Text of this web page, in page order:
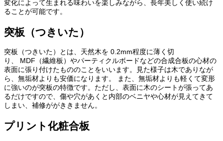
変化によって生まれる味わいを楽しみながら、長年美しく使い続け
ることが可能です。
突板（つきいた）
突板（つきいた）とは、天然木を 0.2mm程度に薄く切
り、 MDF（繊維板）やパーティクルボードなどの合成合板の心材の
表面に張り付けたもののことをいいます。見た様子は木でありなが
ら、無垢材よりも安価になります。 また、無垢材よりも軽くて変形
に強いのが突板の特徴です。ただし、表面に木のシートが張ってあ
るだけですので、傷や穴があくと内部のベニヤや心材が見えてきて
しまい、補修ががききません。
プリント化粧合板